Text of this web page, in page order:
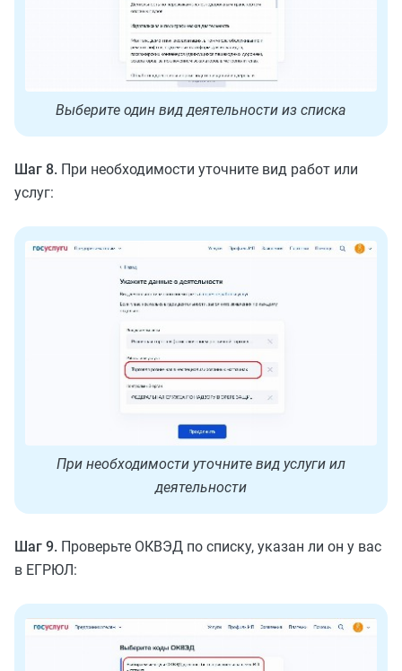
Выберите один вид деятельности из списка
Шаг 8. При необходимости уточните вид работ или
услуг:
При необходимости уточните вид услуги ил
деятельности
Шаг 9. Проверьте ОКВЭД по списку, указан ли он у вас
в ЕГРЮЛ: